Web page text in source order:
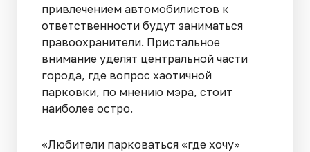
привлечением автомобилистов к
ответственности будут заниматься
правоохранители. Пристальное
внимание уделят центральной части
города, где вопрос хаотичной
парковки, по мнению мэра, стоит
наиболее остро.
«Любители парковаться «где хочу»